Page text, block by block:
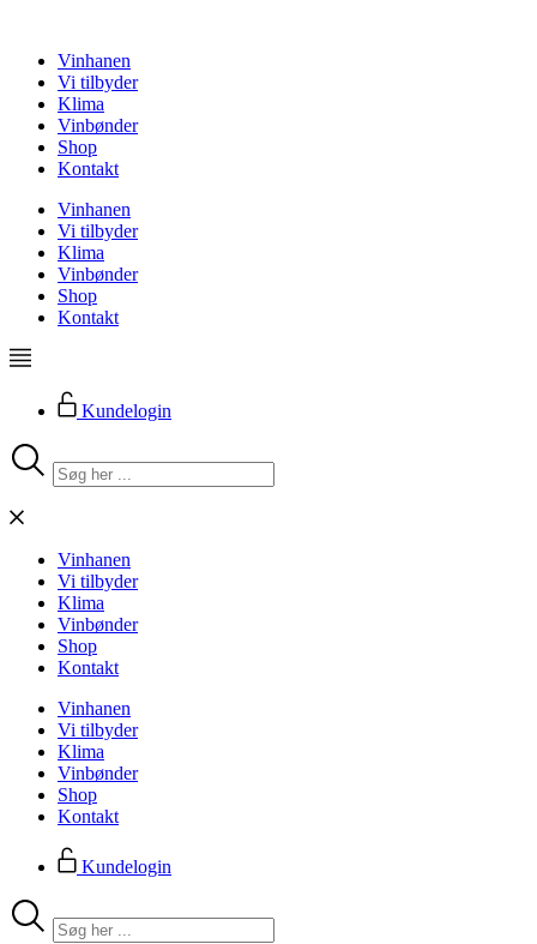
indholdVinhanen
Vi tilbyder
Klima
Vinbønder
Shop
Kontakt
Vinhanen
Vi tilbyder
Klima
Vinbønder
Shop
Kontakt
Kundelogin
Search
...
Vinhanen
Vi tilbyder
Klima
Vinbønder
Shop
Kontakt
Vinhanen
Vi tilbyder
Klima
Vinbønder
Shop
Kontakt
Kundelogin
Search
...